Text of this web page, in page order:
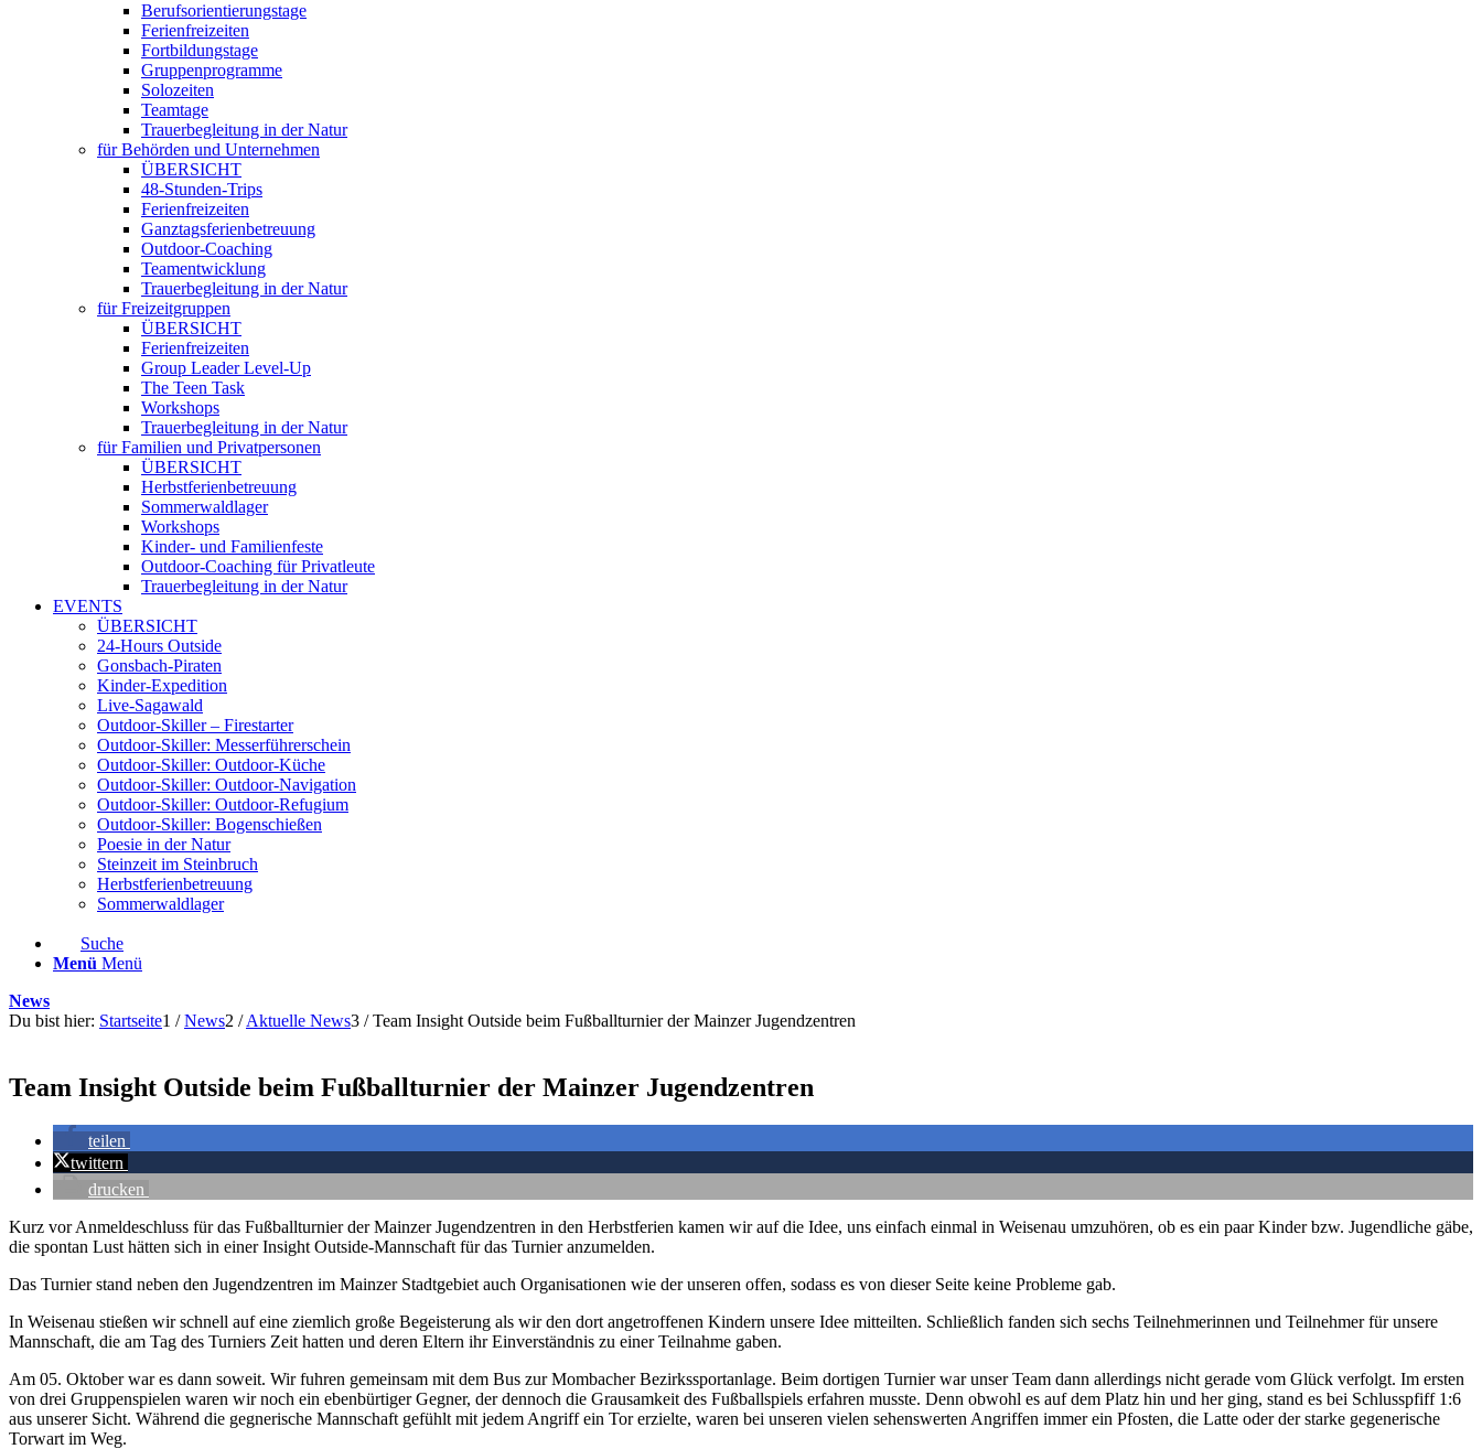
Berufsorientierungstage
Ferienfreizeiten
Fortbildungstage
Gruppenprogramme
Solozeiten
Teamtage
Trauerbegleitung in der Natur
für Behörden und Unternehmen
ÜBERSICHT
48-Stunden-Trips
Ferienfreizeiten
Ganztagsferienbetreuung
Outdoor-Coaching
Teamentwicklung
Trauerbegleitung in der Natur
für Freizeitgruppen
ÜBERSICHT
Ferienfreizeiten
Group Leader Level-Up
The Teen Task
Workshops
Trauerbegleitung in der Natur
für Familien und Privatpersonen
ÜBERSICHT
Herbstferienbetreuung
Sommerwaldlager
Workshops
Kinder- und Familienfeste
Outdoor-Coaching für Privatleute
Trauerbegleitung in der Natur
EVENTS
ÜBERSICHT
24-Hours Outside
Gonsbach-Piraten
Kinder-Expedition
Live-Sagawald
Outdoor-Skiller – Firestarter
Outdoor-Skiller: Messerführerschein
Outdoor-Skiller: Outdoor-Küche
Outdoor-Skiller: Outdoor-Navigation
Outdoor-Skiller: Outdoor-Refugium
Outdoor-Skiller: Bogenschießen
Poesie in der Natur
Steinzeit im Steinbruch
Herbstferienbetreuung
Sommerwaldlager
Suche
Menü Menü
News
Du bist hier: Startseite1 / News2 / Aktuelle News3 / Team Insight Outside beim Fußballturnier der Mainzer Jugendzentren
Team Insight Outside beim Fußballturnier der Mainzer Jugendzentren
teilen
twittern
drucken
Kurz vor Anmeldeschluss für das Fußballturnier der Mainzer Jugendzentren in den Herbstferien kamen wir auf die Idee, uns einfach einmal in Weisenau umzuhören, ob es ein paar Kinder bzw. Jugendliche gäbe,
die spontan Lust hätten sich in einer Insight Outside-Mannschaft für das Turnier anzumelden.
Das Turnier stand neben den Jugendzentren im Mainzer Stadtgebiet auch Organisationen wie der unseren offen, sodass es von dieser Seite keine Probleme gab.
In Weisenau stießen wir schnell auf eine ziemlich große Begeisterung als wir den dort angetroffenen Kindern unsere Idee mitteilten. Schließlich fanden sich sechs Teilnehmerinnen und Teilnehmer für unsere
Mannschaft, die am Tag des Turniers Zeit hatten und deren Eltern ihr Einverständnis zu einer Teilnahme gaben.
Am 05. Oktober war es dann soweit. Wir fuhren gemeinsam mit dem Bus zur Mombacher Bezirkssportanlage. Beim dortigen Turnier war unser Team dann allerdings nicht gerade vom Glück verfolgt. Im ersten
von drei Gruppenspielen waren wir noch ein ebenbürtiger Gegner, der dennoch die Grausamkeit des Fußballspiels erfahren musste. Denn obwohl es auf dem Platz hin und her ging, stand es bei Schlusspfiff 1:6
aus unserer Sicht. Während die gegnerische Mannschaft gefühlt mit jedem Angriff ein Tor erzielte, waren bei unseren vielen sehenswerten Angriffen immer ein Pfosten, die Latte oder der starke gegenerische
Torwart im Weg.